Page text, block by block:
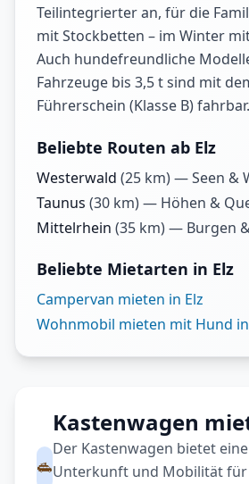
Teilintegrierter an, für die
mit Stockbetten – im Winter
Auch hundefreundliche
Fahrzeuge bis 3,5 t sind mit
Führerschein (Klasse B) fahrbar.
Beliebte Routen ab Elz
Westerwald (25 km) —Seen &
Taunus (30 km) — Höhen &
Mittelrhein (35 km) — Burgen
Beliebte Mietarten in Elz
Campervan mieten in Elz
Wohnmobil mieten mit Hund in
Kastenwagen
Der Kastenwagen bietet
Unterkunft und Mobilität für